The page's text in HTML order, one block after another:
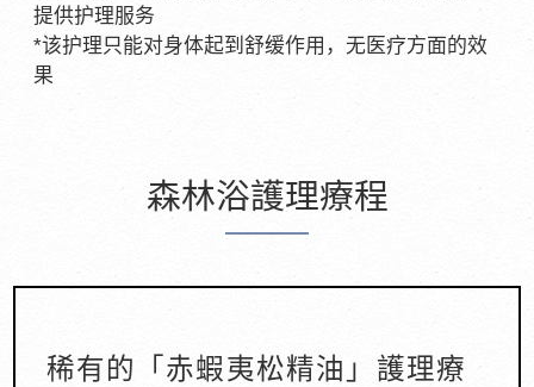
提供护理服务
*该护理只能对身体起到舒缓作用，无医疗方面的效
果
森林浴護理療程
稀有的「赤蝦夷松精油」護理療